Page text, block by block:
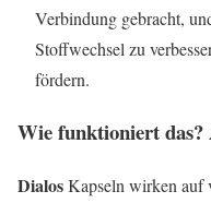
Verbindung gebracht,
Stoffwechsel zu
fördern.
Wie funktioniert das?
DialosKapseln wirken auf